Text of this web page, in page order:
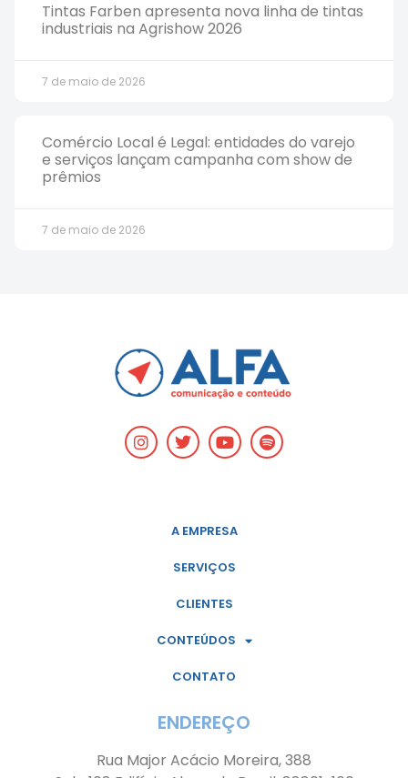
Tintas Farben apresenta nova linha de tintas
industriais na Agrishow 2026
7 de maio de 2026
Comércio Local é Legal: entidades do varejo
e serviços lançam campanha com show de
prêmios
7 de maio de 2026
A EMPRESA
SERVIÇOS
CLIENTES
CONTEÚDOS
CONTATO
ENDEREÇO
Rua Major Acácio Moreira, 388